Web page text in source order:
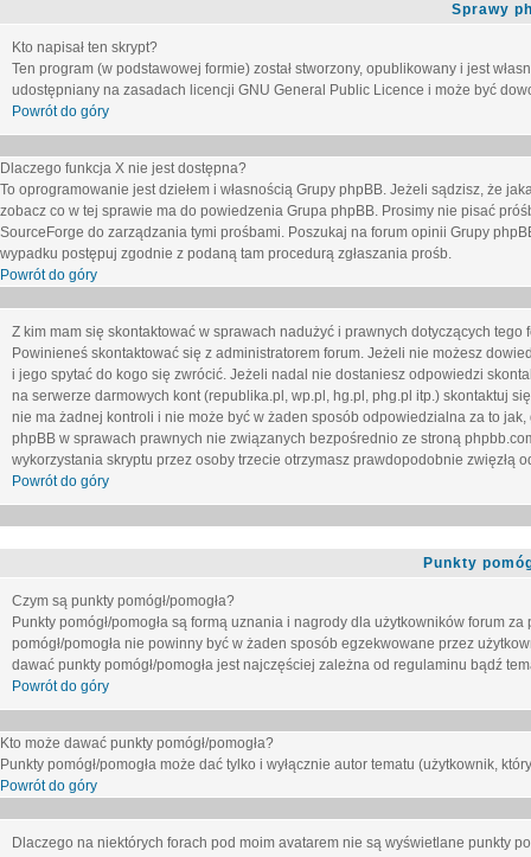
Sprawy
Kto napisał ten skrypt?
Ten program (w podstawowej formie) został stworzony, opublikowany i jest
udostępniany na zasadach licencji GNU General Public Licence i może być
Powrót do góry
Dlaczego funkcja X nie jest dostępna?
To oprogramowanie jest dziełem i własnością Grupy phpBB. Jeżeli sądzisz, że
zobacz co w tej sprawie ma do powiedzenia Grupa phpBB. Prosimy nie pisać
SourceForge do zarządzania tymi prośbami. Poszukaj na forum opinii Grupy
wypadku postępuj zgodnie z podaną tam procedurą zgłaszania prośb.
Powrót do góry
Z kim mam się skontaktować w sprawach nadużyć i prawnych dotyczących tego
Powinieneś skontaktować się z administratorem forum. Jeżeli nie możesz
i jego spytać do kogo się zwrócić. Jeżeli nadal nie dostaniesz odpowiedzi
na serwerze darmowych kont (republika.pl, wp.pl, hg.pl, phg.pl itp.) skontaktuj
nie ma żadnej kontroli i nie może być w żaden sposób odpowiedzialna za to
phpBB w sprawach prawnych nie związanych bezpośrednio ze stroną
wykorzystania skryptu przez osoby trzecie otrzymasz prawdopodobnie zwięzłą
Powrót do góry
Punkty
Czym są punkty pomógł/pomogła?
Punkty pomógł/pomogła są formą uznania i nagrody dla użytkowników forum
pomógł/pomogła nie powinny być w żaden sposób egzekwowane przez
dawać punkty pomógł/pomogła jest najczęściej zależna od regulaminu bądź
Powrót do góry
Kto może dawać punkty pomógł/pomogła?
Punkty pomógł/pomogła może dać tylko i wyłącznie autor tematu (użytkownik,
Powrót do góry
Dlaczego na niektórych forach pod moim avatarem nie są wyświetlane punkty